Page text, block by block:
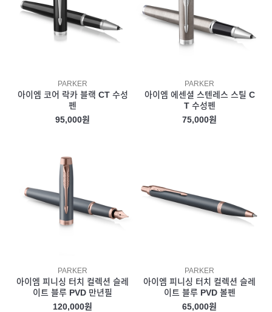
PARKER
아이엠 코어 락카 블랙 CT 수성
펜
95,000원
PARKER
아이엠 에센셜 스텐레스 스틸 C
T 수성펜
75,000원
PARKER
아이엠 피니싱 터치 컬렉션 슬레
이트 블루 PVD 만년필
120,000원
PARKER
아이엠 피니싱 터치 컬렉션 슬레
이트 블루 PVD 볼펜
65,000원